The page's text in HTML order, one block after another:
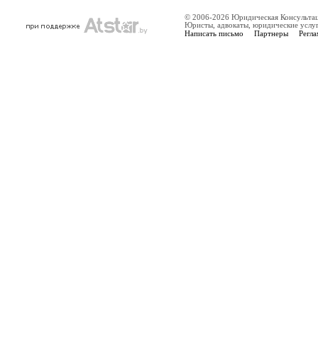
© 2006-2026 Юридическая
Юристы, адвокаты, юридические
Написать письмо Партнеры